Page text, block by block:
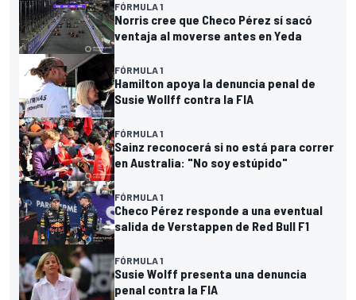
FÓRMULA 1
Norris cree que Checo Pérez sí sacó
ventaja al moverse antes en Yeda
FÓRMULA 1
Hamilton apoya la denuncia penal de
Susie Wollff contra la FIA
FÓRMULA 1
Sainz reconocerá si no está para correr
en Australia: "No soy estúpido"
FÓRMULA 1
Checo Pérez responde a una eventual
salida de Verstappen de Red Bull F1
FÓRMULA 1
Susie Wolff presenta una denuncia
penal contra la FIA